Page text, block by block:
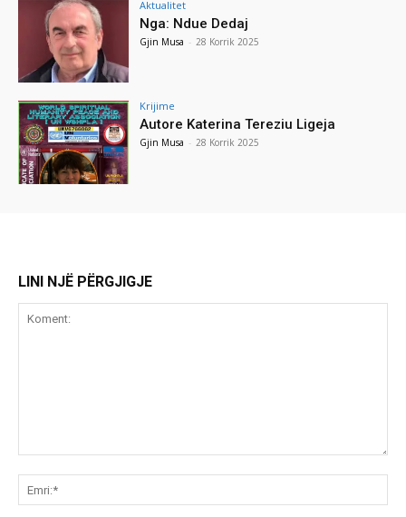
Aktualitet
Nga: Ndue Dedaj
Gjin Musa - 28 Korrik 2025
Krijime
Autore Katerina Tereziu Ligeja
Gjin Musa - 28 Korrik 2025
LINI NJË PËRGJIGJE